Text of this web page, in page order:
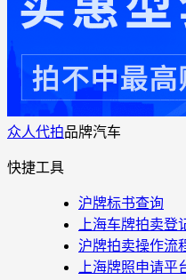
众人代拍品牌汽车
快捷工具
沪牌标书查询
上海车牌拍卖登
沪牌拍卖操作流
上海牌照申请平